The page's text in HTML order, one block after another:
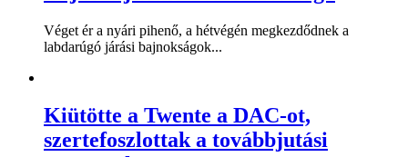
Véget ér a nyári pihenő, a hétvégén megkezdődnek a
labdarúgó járási bajnokságok...
Kiütötte a Twente a DAC-ot,
szertefoszlottak a továbbjutási